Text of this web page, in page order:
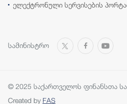
ელექტრონული სერვისების
სამინისტრო
© 2025 საქართველოს ფინანსთა
Created by FAS